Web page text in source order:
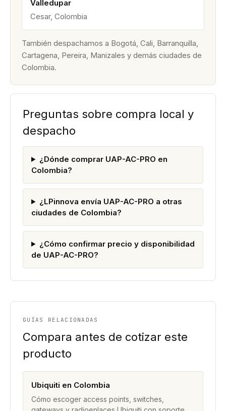
Valledupar
Cesar, Colombia
También despachamos a Bogotá, Cali, Barranquilla,
Cartagena, Pereira, Manizales y demás ciudades de
Colombia.
Preguntas sobre compra local y
despacho
¿Dónde comprar UAP-AC-PRO en
Colombia?
¿LPinnova envía UAP-AC-PRO a otras
ciudades de Colombia?
¿Cómo confirmar precio y disponibilidad
de UAP-AC-PRO?
GUÍAS RELACIONADAS
Compara antes de cotizar este
producto
Ubiquiti en Colombia
Cómo escoger access points, switches,